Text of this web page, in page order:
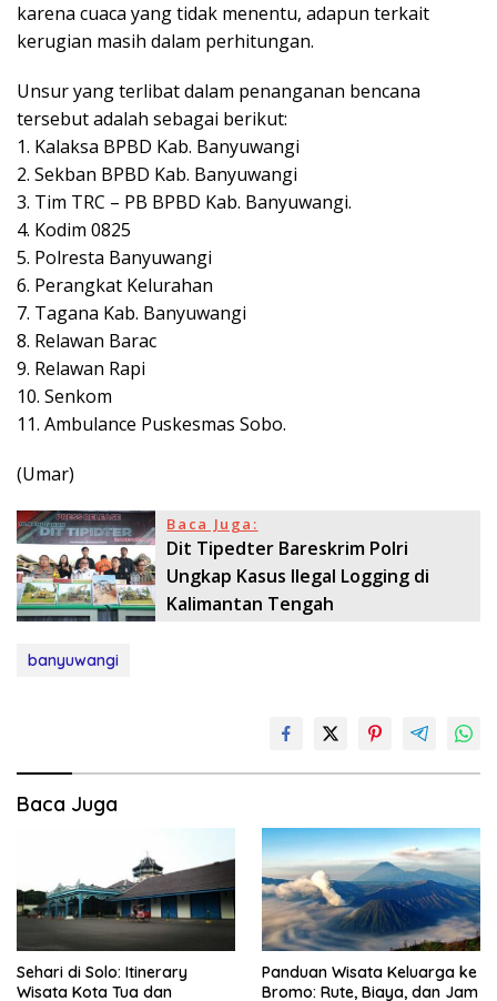
karena cuaca yang tidak menentu, adapun terkait
kerugian masih dalam perhitungan.
Unsur yang terlibat dalam penanganan bencana
tersebut adalah sebagai berikut:
1. Kalaksa BPBD Kab. Banyuwangi
2. Sekban BPBD Kab. Banyuwangi
3. Tim TRC – PB BPBD Kab. Banyuwangi.
4. Kodim 0825
5. Polresta Banyuwangi
6. Perangkat Kelurahan
7. Tagana Kab. Banyuwangi
8. Relawan Barac
9. Relawan Rapi
10. Senkom
11. Ambulance Puskesmas Sobo.
(Umar)
Baca Juga:
Dit Tipedter Bareskrim Polri
Ungkap Kasus Ilegal Logging di
Kalimantan Tengah
banyuwangi
Baca Juga
Sehari di Solo: Itinerary
Wisata Kota Tua dan
Panduan Wisata Keluarga ke
Bromo: Rute, Biaya, dan Jam